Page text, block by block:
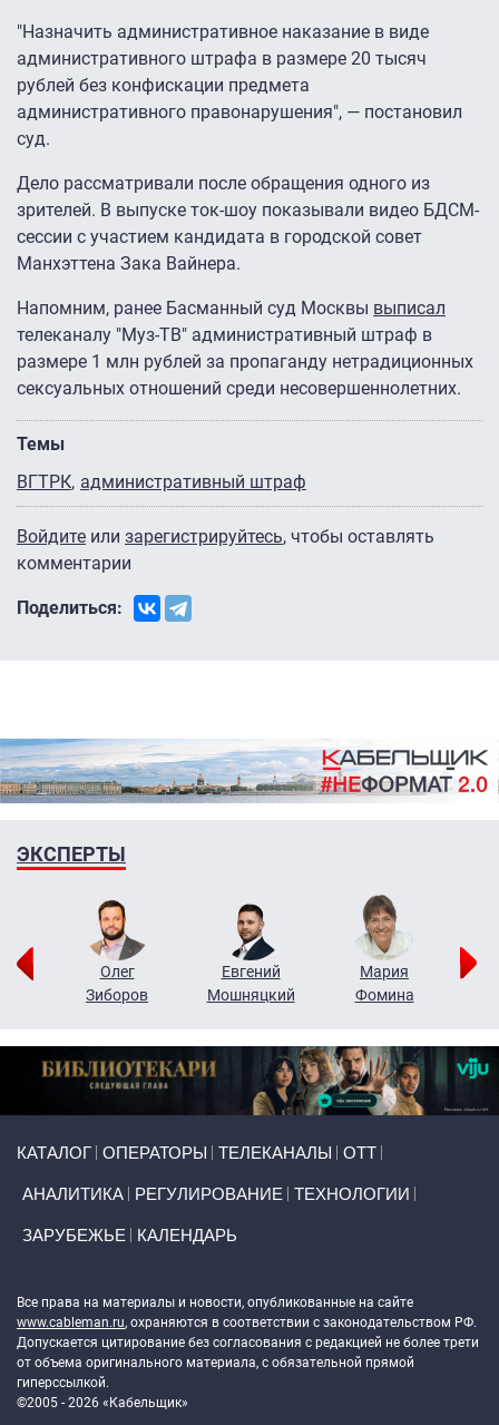
"Назначить административное наказание в виде
административного штрафа в размере 20 тысяч
рублей без конфискации предмета
административного правонарушения", — постановил
суд.
Дело рассматривали после обращения одного из
зрителей. В выпуске ток-шоу показывали видео БДСМ-
сессии с участием кандидата в городской совет
Манхэттена Зака Вайнера.
Напомним, ранее Басманный суд Москвы выписал
телеканалу "Муз-ТВ" административный штраф в
размере 1 млн рублей за пропаганду нетрадиционных
сексуальных отношений среди несовершеннолетних.
Темы
ВГТРК административный штраф
Войдите или зарегистрируйтесь, чтобы оставлять
комментарии
Поделиться:
ЭКСПЕРТЫ
Олег
Зиборов
Евгений
Мошняцкий
Мария
Фомина
КАТАЛОГ ОПЕРАТОРЫ ТЕЛЕКАНАЛЫ ОТТ
АНАЛИТИКА РЕГУЛИРОВАНИЕ ТЕХНОЛОГИИ
ЗАРУБЕЖЬЕ КАЛЕНДАРЬ
Все права на материалы и новости, опубликованные на сайте
www.cableman.ru, охраняются в соответствии с законодательством РФ.
Допускается цитирование без согласования с редакцией не более трети
от объема оригинального материала, с обязательной прямой
гиперссылкой.
©2005 - 2026 «Кабельщик»